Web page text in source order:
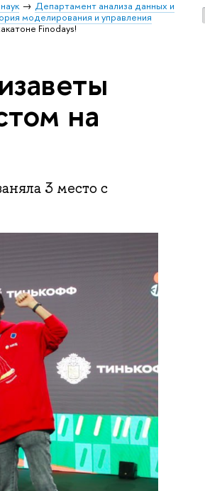
Департамент анализа данных и
моделирования и управления
Finodays!
на
3 место с